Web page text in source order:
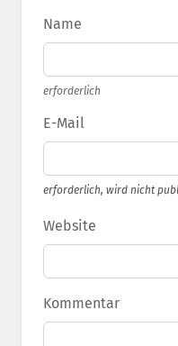
Name
erforderlich
E-Mail
erforderlich, wird nicht
Website
Kommentar